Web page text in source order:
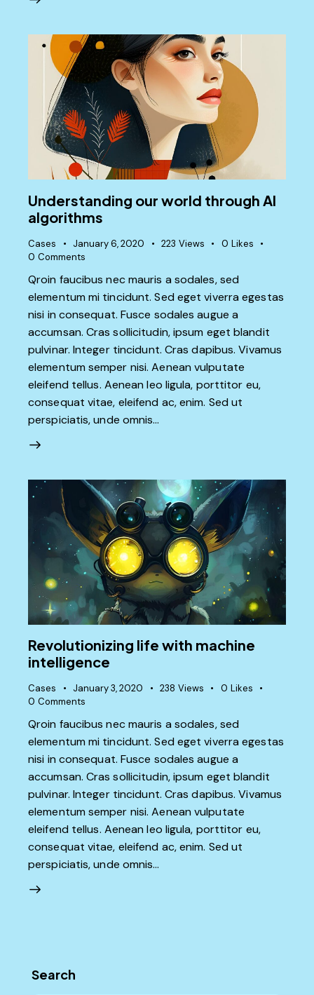
Understanding our world through AI
algorithms
Cases January 6, 2020 223 Views 0 Likes
0 Comments
Qroin faucibus nec mauris a sodales, sed
elementum mi tincidunt. Sed eget viverra egestas
nisi in consequat. Fusce sodales augue a
accumsan. Cras sollicitudin, ipsum eget blandit
pulvinar. Integer tincidunt. Cras dapibus. Vivamus
elementum semper nisi. Aenean vulputate
eleifend tellus. Aenean leo ligula, porttitor eu,
consequat vitae, eleifend ac, enim. Sed ut
perspiciatis, unde omnis…
Revolutionizing life with machine
intelligence
Cases January 3, 2020 238 Views 0 Likes
0 Comments
Qroin faucibus nec mauris a sodales, sed
elementum mi tincidunt. Sed eget viverra egestas
nisi in consequat. Fusce sodales augue a
accumsan. Cras sollicitudin, ipsum eget blandit
pulvinar. Integer tincidunt. Cras dapibus. Vivamus
elementum semper nisi. Aenean vulputate
eleifend tellus. Aenean leo ligula, porttitor eu,
consequat vitae, eleifend ac, enim. Sed ut
perspiciatis, unde omnis…
Search